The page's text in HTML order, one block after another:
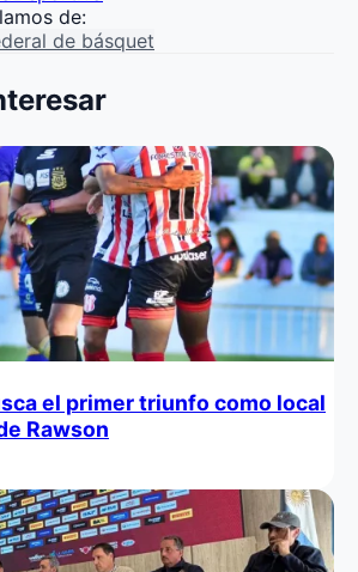
de:
de básquet
el primer triunfo como local
Rawson